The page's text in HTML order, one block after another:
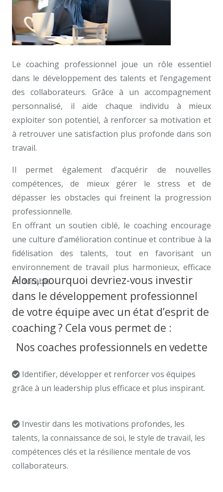
Le coaching professionnel joue un rôle essentiel
dans le développement des talents et l’engagement
des collaborateurs. Grâce à un accompagnement
personnalisé, il aide chaque individu à mieux
exploiter son potentiel, à renforcer sa motivation et
à retrouver une satisfaction plus profonde dans son
travail.
Il permet également d’acquérir de nouvelles
compétences, de mieux gérer le stress et de
dépasser les obstacles qui freinent la progression
professionnelle.
En offrant un soutien ciblé, le coaching encourage
une culture d’amélioration continue et contribue à la
fidélisation des talents, tout en favorisant un
environnement de travail plus harmonieux, efficace
et durable.coaching de carrière à bruxelles
Alors, pourquoi devriez-vous investir
dans le développement professionnel
de votre équipe avec un état d’esprit de
coaching ? Cela vous permet de :
Nos coaches professionnels en vedette
Identifier, développer et renforcer vos équipes
grâce à un leadership plus efficace et plus inspirant.
Investir dans les motivations profondes, les
talents, la connaissance de soi, le style de travail, les
compétences clés et la résilience mentale de vos
collaborateurs.